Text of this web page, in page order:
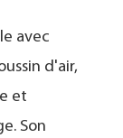
avec
d'air,
et
Son